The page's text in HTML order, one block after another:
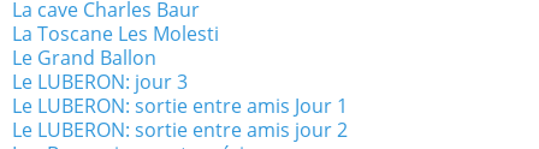
La cave Charles Baur
La Toscane Les Molesti
Le Grand Ballon
Le LUBERON: jour 3
Le LUBERON: sortie entre amis Jour 1
Le LUBERON: sortie entre amis jour 2